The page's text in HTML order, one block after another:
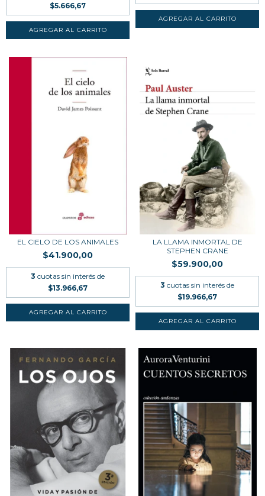
$5.666,67
EL CIELO DE LOS ANIMALES
$41.900,00
3 cuotas sin interés de
$13.966,67
LA LLAMA INMORTAL DE
STEPHEN CRANE
$59.900,00
3 cuotas sin interés de
$19.966,67